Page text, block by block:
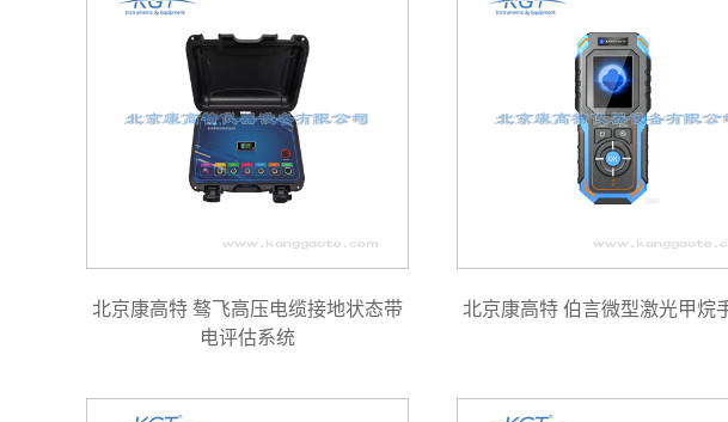
北京康高特 骜飞高压电缆接地状态带
电评估系统
北京康高特 伯言微型激光甲烷